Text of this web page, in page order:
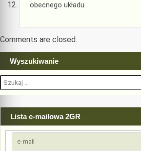
obecnego układu.
Comments are closed.
Wyszukiwanie
Szukaj:
Lista e-mailowa 2GR